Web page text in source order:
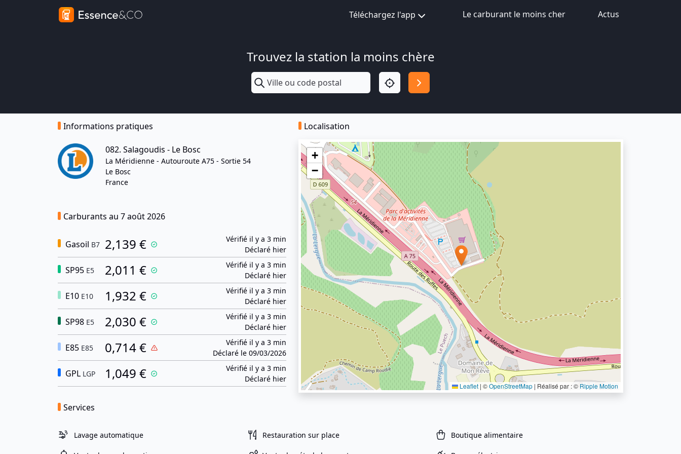
Téléchargez l'app Le carburant le moins cher Actus
Trouvez la station la moins chère
Informations pratiques
082. Salagoudis - Le Bosc
La Méridienne - Autouroute A75 - Sortie 54
Le Bosc
France
Carburants au 7 août 2026
Gasoil B7 2,139 €
Vérifié il y a 3 min
Déclaré hier
SP95 E5 2,011 €
Vérifié il y a 3 min
Déclaré hier
E10 E10 1,932 €
Vérifié il y a 3 min
Déclaré hier
SP98 E5 2,030 €
Vérifié il y a 3 min
Déclaré hier
E85 E85 0,714 €
Vérifié il y a 3 min
Déclaré le 09/03/2026
GPL LGP 1,049 €
Vérifié il y a 3 min
Déclaré hier
Localisation
+
−
Leaflet | ©OpenStreetMap | Réalisé par : © Ripple Motion
Services
Lavage automatique Restauration sur place Boutique alimentaire